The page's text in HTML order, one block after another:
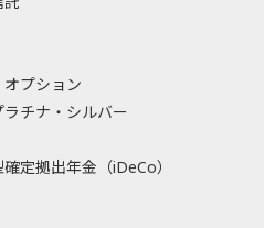
プション
ラチナ・シルバー
定拠出年金（iDeCo）